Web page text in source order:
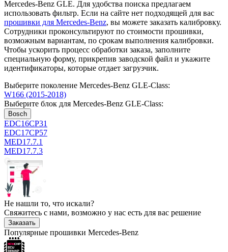
Mercedes-Benz GLE. Для удобства поиска предлагаем
использовать фильтр. Если на сайте нет подходящей для вас
прошивки для Mercedes-Benz, вы можете заказать калибровку.
Сотрудники проконсультируют по стоимости прошивки,
возможным вариантам, по срокам выполнения калибровки.
Чтобы ускорить процесс обработки заказа, заполните
специальную форму, прикрепив заводской файл и укажите
идентификаторы, которые отдает загрузчик.
Выберите поколение Mercedes-Benz GLE-Class:
W166 (2015-2018)
Выберите блок для Mercedes-Benz GLE-Class:
Bosch
EDC16CP31
EDC17CP57
MED17.7.1
MED17.7.3
Не нашли то, что искали?
Свяжитесь с нами, возможно у нас есть для вас решение
Заказать
Популярные прошивки Mercedes-Benz